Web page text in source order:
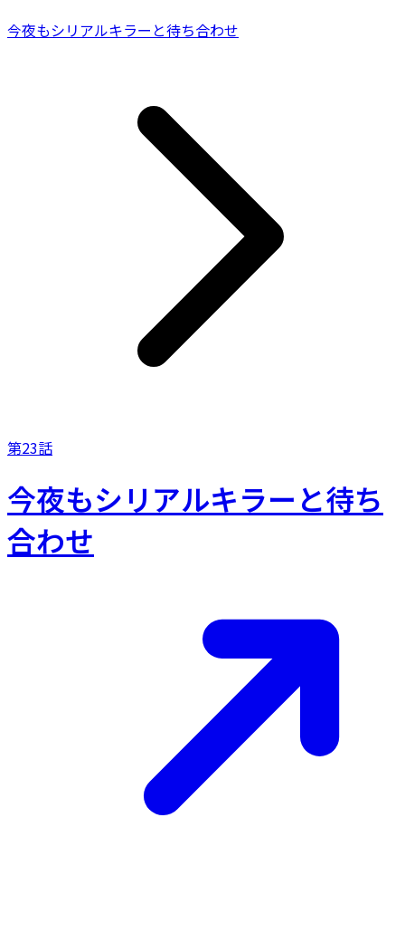
今夜もシリアルキラーと待ち合わせ
第23話
今夜もシリアルキラーと待ち
合わせ